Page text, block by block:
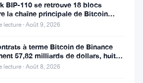
BIP-110 se retrouve 18 blocs
la chaîne principale de Bitcoin
scission des Roughnecks
lecture · Août 9, 2026
à terme Bitcoin de Binance
57,82 milliards de dollars, huit
du marché
lecture · Août 8, 2026